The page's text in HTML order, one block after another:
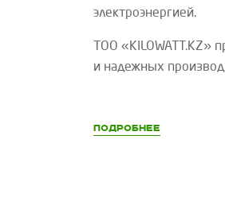
электроэнергией.
ТОО «KILOWATT .KZ»
и надежных
Подробнее